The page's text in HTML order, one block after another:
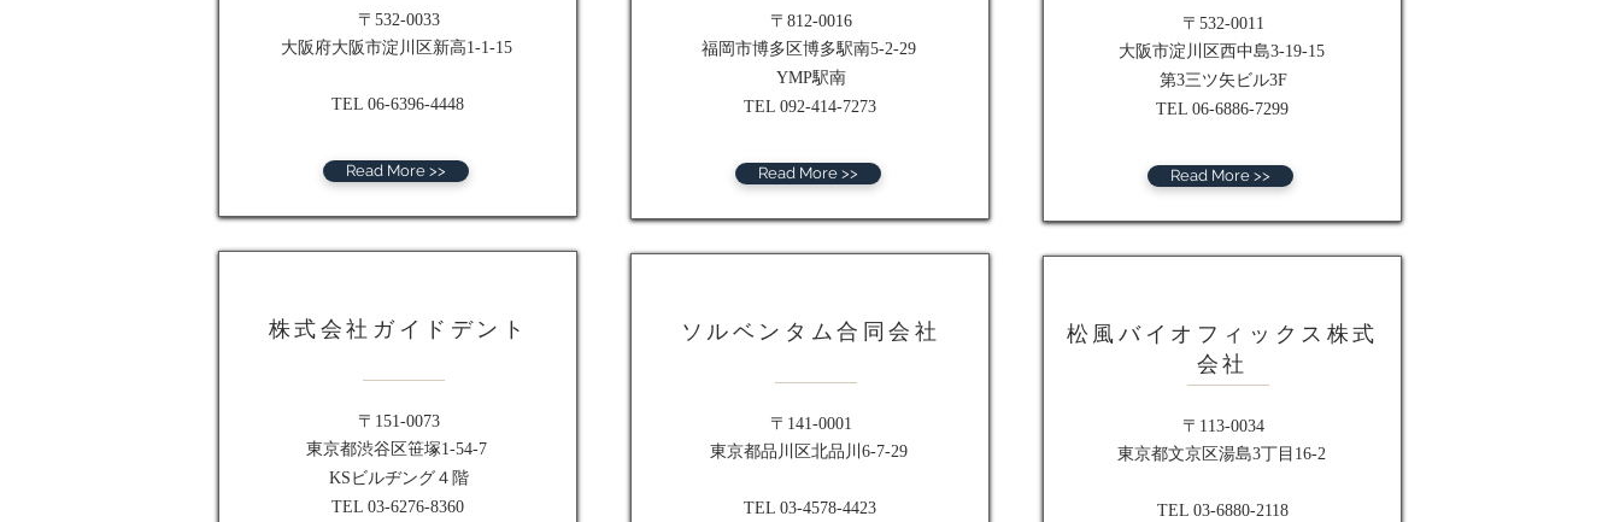
〒532-0033
大阪府大阪市淀川区新高1-1-15
TEL 06-6396-4448
Read More >>
株式会社ガイドデント
〒151-0073
東京都渋谷区笹塚1-54-7
KSビルヂング４階
TEL 03-6276-8360
〒812-0016
福岡市博多区博多駅南5-2-29
YMP駅南
TEL 092-414-7273
Read More >>
ソルベンタム合同会社
〒141-0001
東京都品川区北品川6-7-29
TEL 03-4578-4423
〒532-0011
大阪市淀川区西中島3-19-15
第3三ツ矢ビル3F
TEL 06-6886-7299
Read More >>
松風バイオフィックス株式
会社
〒113-0034
東京都文京区湯島3丁目16-2
TEL 03-6880-2118